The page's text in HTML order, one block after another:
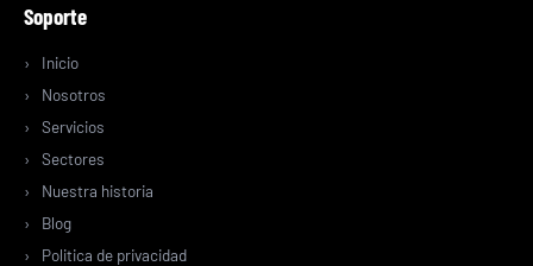
Soporte
Inicio
Nosotros
Servicios
Sectores
Nuestra historia
Blog
Politica de privacidad